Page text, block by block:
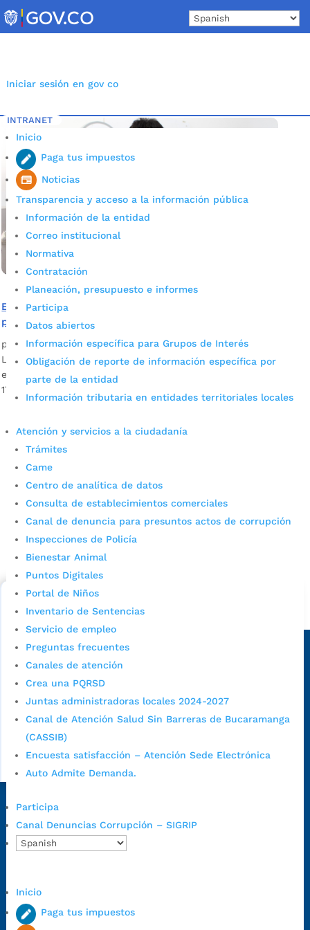
to
content
Iniciar sesión en gov co
INTRANET
Inicio
Paga tus impuestos
Noticias
Transparencia y acceso a la información pública
Información de la entidad
Correo institucional
Normativa
Contratación
Planeación, presupuesto e informes
Participa
Datos abiertos
Información específica para Grupos de Interés
Obligación de reporte de información específica por
parte de la entidad
Información tributaria en entidades territoriales locales
Atención y servicios a la ciudadanía
Trámites
Came
Centro de analítica de datos
Consulta de establecimientos comerciales
Canal de denuncia para presuntos actos de corrupción
Inspecciones de Policía
Bienestar Animal
Puntos Digitales
Portal de Niños
Inventario de Sentencias
Servicio de empleo
Preguntas frecuentes
Canales de atención
Crea una PQRSD
Juntas administradoras locales 2024-2027
Canal de Atención Salud Sin Barreras de Bucaramanga
(CASSIB)
Encuesta satisfacción – Atención Sede Electrónica
Auto Admite Demanda.
Participa
Canal Denuncias Corrupción – SIGRIP
Inicio
Paga tus impuestos
Inicio 5 Etiqueta: Curso robótica para niños
En estas vacaciones, más de 200 niños aprenden a
programar en curso de robótica
por Edgar Augusto Sánchez|Dic 7, 2021|Noticias
La Secretaría de Desarrollo Social de Bucaramanga realiza
este curso de programación y robótica para niños entre 12 y
17 años.
Cupos Escolares Bucaramanga 2022
Bucaramanga.
Alcaldía de Bucaramanga
Sede principal
Dirección Fase I:
Colombia.
Dirección Fase II:
Carrera 11 # 34-52, Bucaramanga, Santander,
Horario de Atención:
1:00 p.m. a 5:30 p.m. / viernes jornada continua en el horario de